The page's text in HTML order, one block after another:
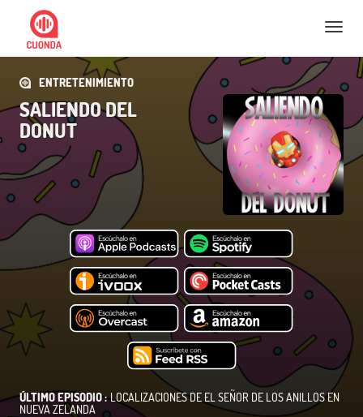
Nav
ENTRETENIMIENTO
SALIENDO DEL
DONUT
ÚLTIMO EPISODIO : LOCALIZACIONES DE EL SEÑOR DE LOS ANILLOS EN
NUEVA ZELANDA